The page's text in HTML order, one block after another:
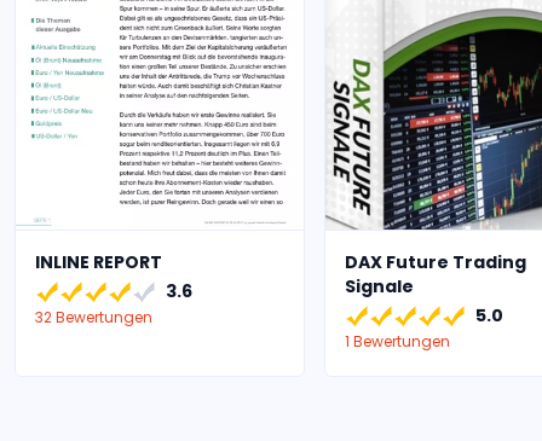
INLINE REPORT
3.6
32 Bewertungen
DAX Future Trading
Signale
5.0
1 Bewertungen